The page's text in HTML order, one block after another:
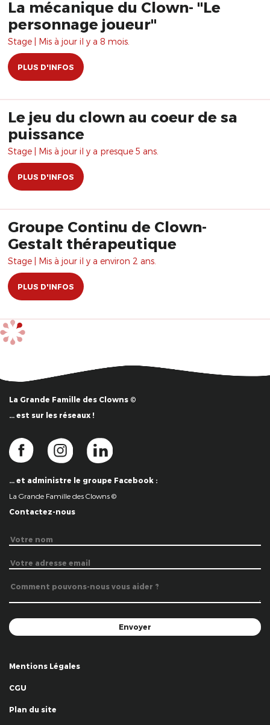
La mécanique du Clown- "Le
personnage joueur"
Stage | Mis à jour il y a 8 mois.
PLUS D'INFOS
Le jeu du clown au coeur de sa
puissance
Stage | Mis à jour il y a presque 5 ans.
PLUS D'INFOS
Groupe Continu de Clown-
Gestalt thérapeutique
Stage | Mis à jour il y a environ 2 ans.
PLUS D'INFOS
La Grande Famille des Clowns ©
… est sur les réseaux !
… et administre le groupe Facebook :
La Grande Famille des Clowns ©
Contactez-nous
Mentions Légales
CGU
Plan du site